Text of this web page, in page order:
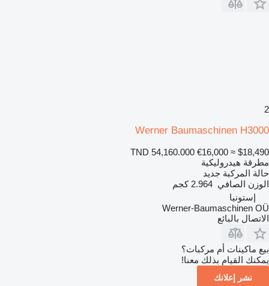
2
Werner Baumaschinen H3000
TND 54,160.000 €16,000 ≈ $18,490
مطرقة هيدروليكية
حالة المركبة جديد
الوزن الصافي 2.964 كجم
إستونيا
Werner-Baumaschinen OÜ
الاتصال بالبائع
بيع ماكينات أم مركبات؟
يمكنك القيام بذلك معنا!
نشر إعلانك